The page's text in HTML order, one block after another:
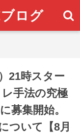
ログ
21時スター
手法の究極
募集開始。
ついて【8月